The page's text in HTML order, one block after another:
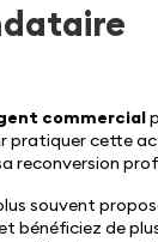
commercial
pratiquer cette
reconversion
souvent
bénéficiez de